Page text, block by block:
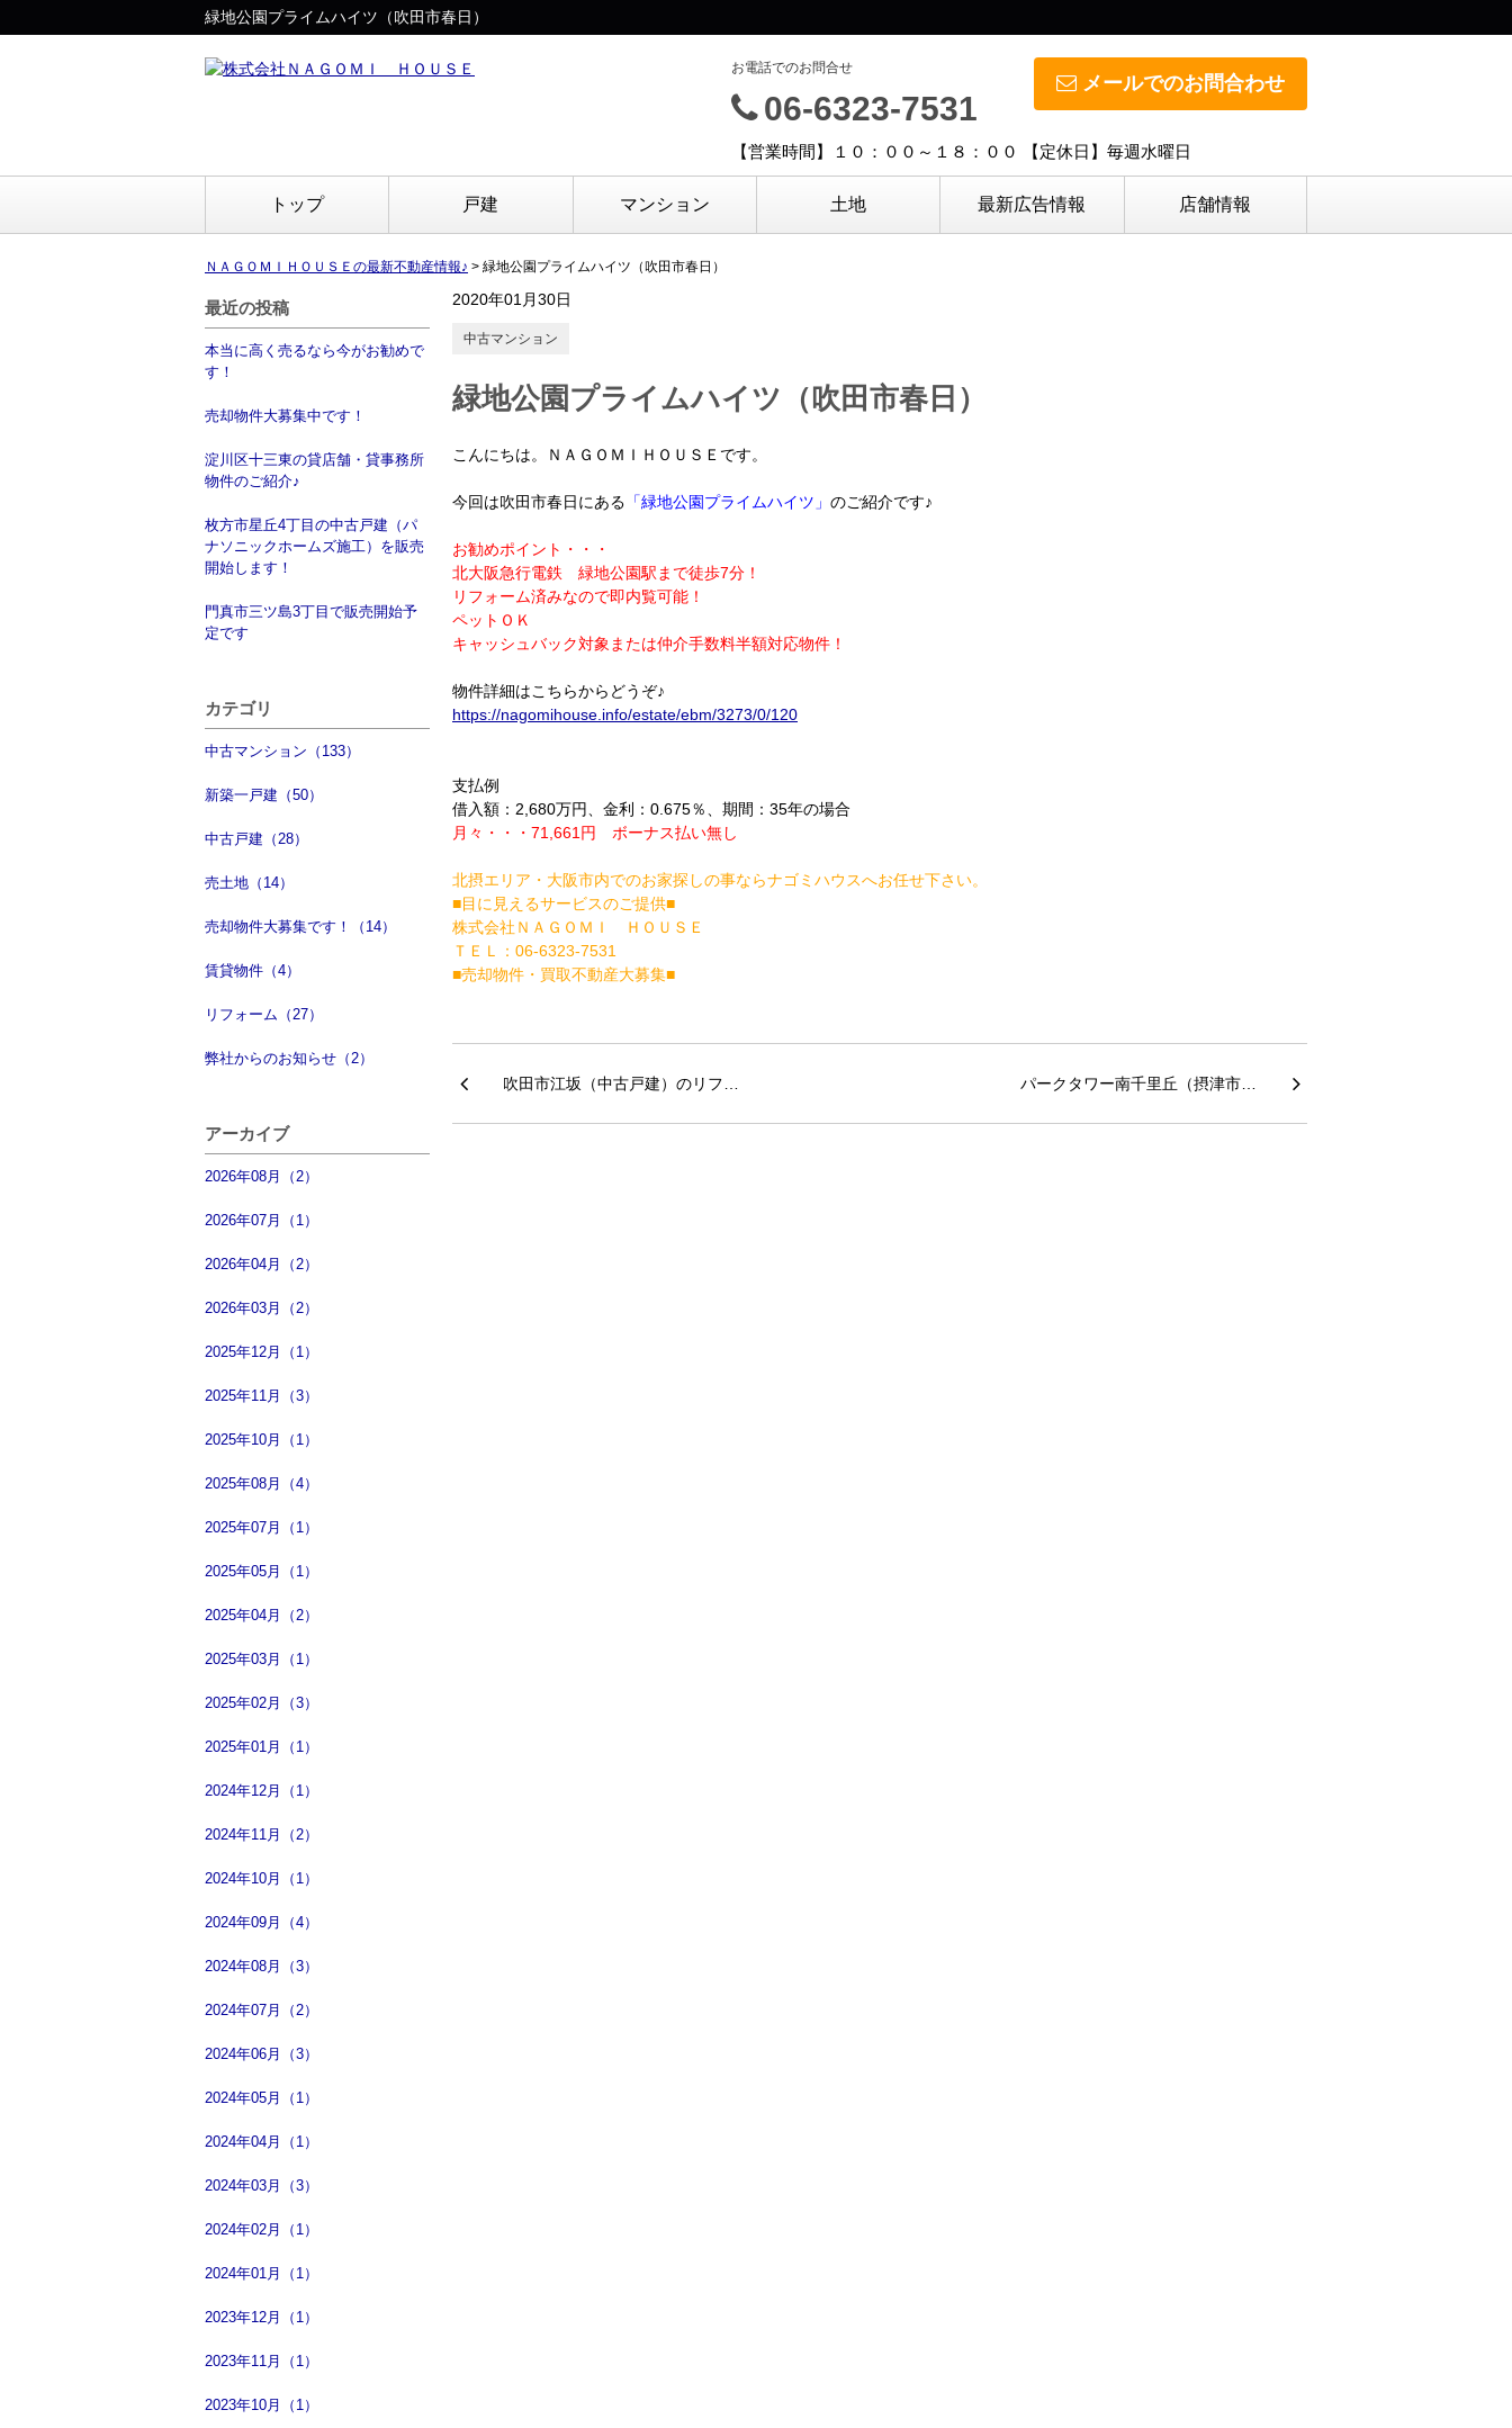
緑地公園プライムハイツ（吹田市春日）
メールでのお問合わせ
お電話でのお問合せ
06-6323-7531
【営業時間】１０：００～１８：００ 【定休日】毎週水曜日
トップ 戸建 マンション 土地 最新広告情報 店舗情報
ＮＡＧＯＭＩＨＯＵＳＥの最新不動産情報♪ > 緑地公園プライムハイツ（吹田市春日）
最近の投稿
本当に高く売るなら今がお勧めで
す！
売却物件大募集中です！
淀川区十三東の貸店舗・貸事務所
物件のご紹介♪
枚方市星丘4丁目の中古戸建（パ
ナソニックホームズ施工）を販売
開始します！
門真市三ツ島3丁目で販売開始予
定です
カテゴリ
中古マンション（133）
新築一戸建（50）
中古戸建（28）
売土地（14）
売却物件大募集です！（14）
賃貸物件（4）
リフォーム（27）
弊社からのお知らせ（2）
アーカイブ
2026年08月（2）
2026年07月（1）
2026年04月（2）
2026年03月（2）
2025年12月（1）
2025年11月（3）
2025年10月（1）
2025年08月（4）
2025年07月（1）
2025年05月（1）
2025年04月（2）
2025年03月（1）
2025年02月（3）
2025年01月（1）
2024年12月（1）
2024年11月（2）
2024年10月（1）
2024年09月（4）
2024年08月（3）
2024年07月（2）
2024年06月（3）
2024年05月（1）
2024年04月（1）
2024年03月（3）
2024年02月（1）
2024年01月（1）
2023年12月（1）
2023年11月（1）
2023年10月（1）
2020年01月30日
中古マンション
緑地公園プライムハイツ（吹田市春日）
こんにちは。ＮＡＧＯＭＩＨＯＵＳＥです。
今回は吹田市春日にある 「緑地公園プライムハイツ 」 のご紹介です♪
お勧めポイント・・・
北大阪急行電鉄 緑地公園駅まで徒歩7分！
リフォーム済みなので即内覧可能！
ペットＯＫ
キャッシュバック対象または仲介手数料半額対応物件！
物件詳細はこちらからどうぞ♪
https://nagomihouse.info/estate/ebm/3273/0/120
支払例
借入額：2,680万円、金利：0.675％、期間：35年の場合
月々・・・71,661円 ボーナス払い無し
北摂エリア・大阪市内でのお家探しの事ならナゴミハウスへお任せ下さい。
■目に見えるサービスのご提供■
株式会社ＮＡＧＯＭＩ ＨＯＵＳＥ
ＴＥＬ：06-6323-7531
■売却物件・買取不動産大募集■
吹田市江坂（中古戸建）のリフ… パークタワー南千里丘（摂津市…